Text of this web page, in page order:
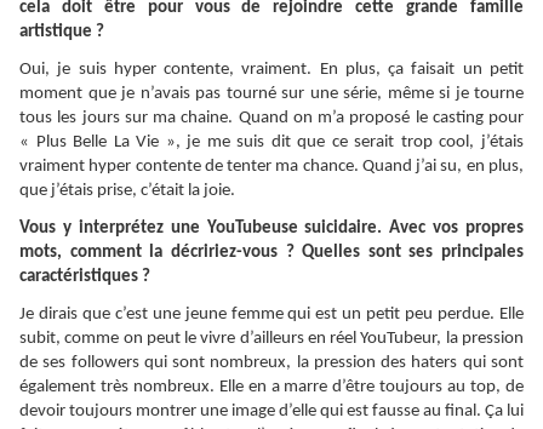
cela doit être pour vous de rejoindre cette grande famille
artistique ?
Oui, je suis hyper contente, vraiment. En plus, ça faisait un petit
moment que je n’avais pas tourné sur une série, même si je tourne
tous les jours sur ma chaine. Quand on m’a proposé le casting pour
« Plus Belle La Vie », je me suis dit que ce serait trop cool, j’étais
vraiment hyper contente de tenter ma chance. Quand j’ai su, en plus,
que j’étais prise, c’était la joie.
Vous y interprétez une YouTubeuse suicidaire. Avec vos propres
mots, comment la décririez-vous ? Quelles sont ses principales
caractéristiques ?
Je dirais que c’est une jeune femme qui est un petit peu perdue. Elle
subit, comme on peut le vivre d’ailleurs en réel YouTubeur, la pression
de ses followers qui sont nombreux, la pression des haters qui sont
également très nombreux. Elle en a marre d’être toujours au top, de
devoir toujours montrer une image d’elle qui est fausse au final. Ça lui